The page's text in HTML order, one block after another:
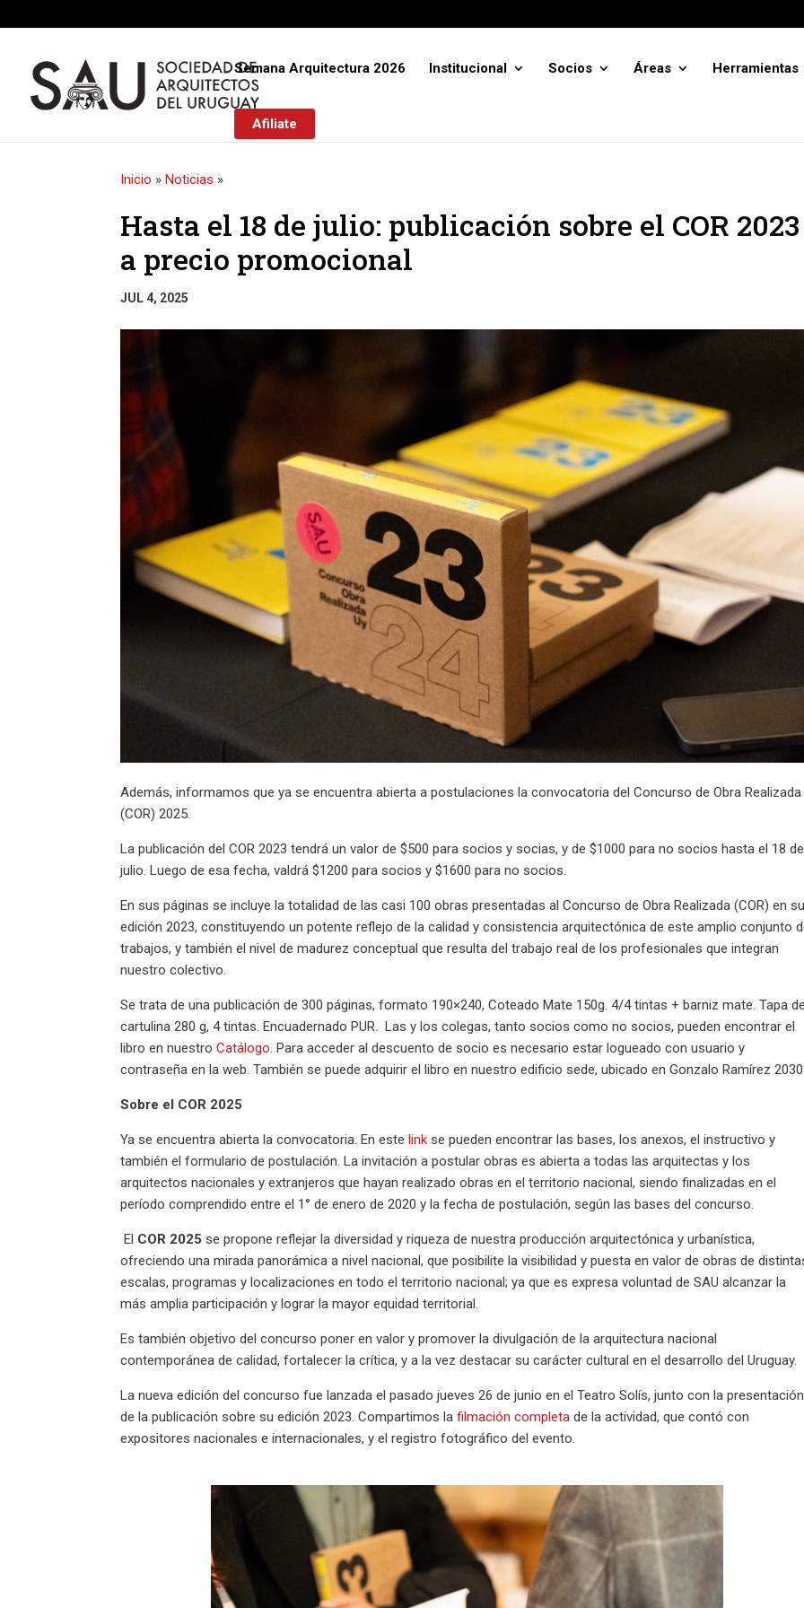
Semana Arquitectura 2026 Institucional Socios Áreas Herramientas
Afiliate
Inicio »Noticias »
Hasta el 18 de julio: publicación sobre el COR 2023
a precio promocional
JUL 4, 2025
Además, informamos que ya se encuentra abierta a postulaciones la convocatoria del Concurso de Obra Realizada
(COR) 2025.
La publicación del COR 2023 tendrá un valor de $500 para socios y socias, y de $1000 para no socios hasta el 18 de
julio. Luego de esa fecha, valdrá $1200 para socios y $1600 para no socios.
En sus páginas se incluye la totalidad de las casi 100 obras presentadas al Concurso de Obra Realizada (COR) en
edición 2023, constituyendo un potente reflejo de la calidad y consistencia arquitectónica de este amplio conjunto
trabajos, y también el nivel de madurez conceptual que resulta del trabajo real de los profesionales que integran
nuestro colectivo.
Se trata de una publicación de 300 páginas, formato 190×240, Coteado Mate 150g. 4/4 tintas + barniz mate. Tapa
cartulina 280 g, 4 tintas. Encuadernado PUR. Las y los colegas, tanto socios como no socios, pueden encontrar el
libro en nuestroCatálogo. Para acceder al descuento de socio es necesario estar logueado con usuario y
contraseña en la web. También se puede adquirir el libro en nuestro edificio sede, ubicado en Gonzalo Ramírez
Sobre el COR 2025
Ya se encuentra abierta la convocatoria. En este linkse pueden encontrar las bases, los anexos, el instructivo y
también el formulario de postulación. La invitación a postular obras es abierta a todas las arquitectas y los
arquitectos nacionales y extranjeros que hayan realizado obras en el territorio nacional, siendo finalizadas en el
período comprendido entre el 1° de enero de 2020 y la fecha de postulación, según las bases del concurso.
El COR 2025 se propone reflejar la diversidad y riqueza de nuestra producción arquitectónica y urbanística,
ofreciendo una mirada panorámica a nivel nacional, que posibilite la visibilidad y puesta en valor de obras de
escalas, programas y localizaciones en todo el territorio nacional; ya que es expresa voluntad de SAU alcanzar la
más amplia participación y lograr la mayor equidad territorial.
Es también objetivo del concurso poner en valor y promover la divulgación de la arquitectura nacional
contemporánea de calidad, fortalecer la crítica, y a la vez destacar su carácter cultural en el desarrollo del Uruguay.
La nueva edición del concurso fue lanzada el pasado jueves 26 de junio en el Teatro Solís, junto con la presentación
de la publicación sobre su edición 2023. Compartimos lafilmación completa de la actividad, que contó con
expositores nacionales e internacionales, y el registro fotográfico del evento.